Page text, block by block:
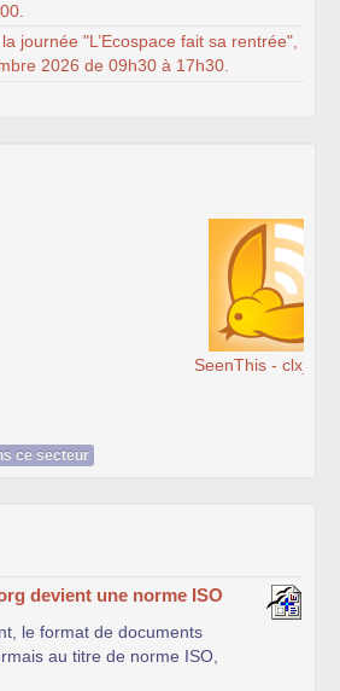
journée "L’Ecospace fait sa rentrée",
2026 de 09h30 à 17h30.
ce secteur
devient une norme ISO
le format de documents
au titre de norme ISO,